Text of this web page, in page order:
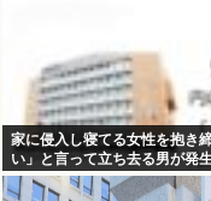
家に侵入し寝てる女性を抱き
い」と言って立ち去る男が発